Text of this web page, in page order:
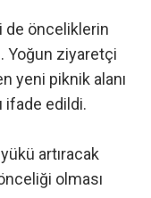
de önceliklerin
Yoğun ziyaretçi
yeni piknik alanı
ifade edildi.
artıracak
olması